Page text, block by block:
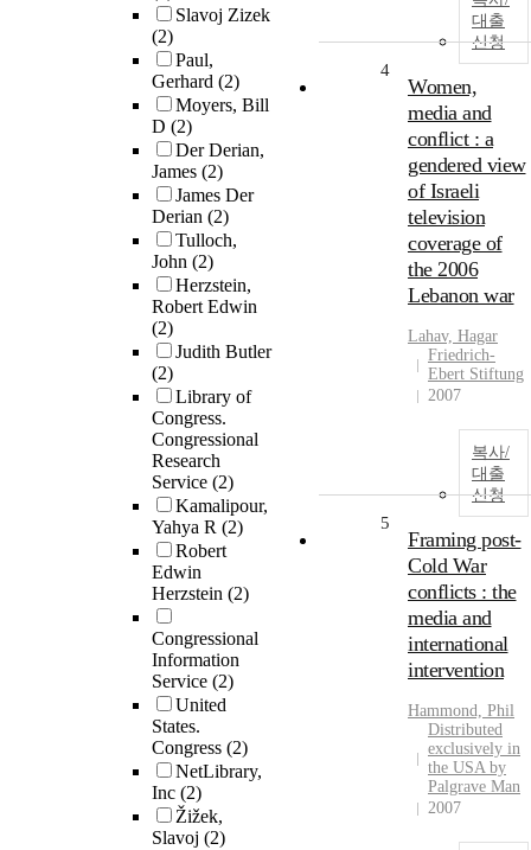
Slavoj Zizek
(2)
Paul,
Gerhard (2)
Moyers, Bill
D (2)
Der Derian,
James (2)
James Der
Derian (2)
Tulloch,
John (2)
Herzstein,
Robert Edwin
(2)
Judith Butler
(2)
Library of
Congress.
Congressional
Research
Service (2)
Kamalipour,
Yahya R (2)
Robert
Edwin
Herzstein (2)
Congressional
Information
Service (2)
United
States.
Congress (2)
NetLibrary,
Inc (2)
Žižek,
Slavoj (2)
대출
신청
4
Women,
media and
conflict : a
gendered view
of Israeli
television
coverage of
the 2006
Lebanon war
Lahav, Hagar
Friedrich-
Ebert Stiftung
2007
복사/
대출
신청
5
Framing post-
Cold War
conflicts : the
media and
international
intervention
Hammond, Phil
Distributed
exclusively in
the USA by
Palgrave Man
2007